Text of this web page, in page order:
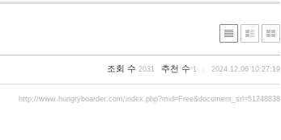
조회 수 2031 추천 수 1 2024.12.06 10:27:19
http://www.hungryboarder.com/index.php?mid=Free&document_srl=51248838